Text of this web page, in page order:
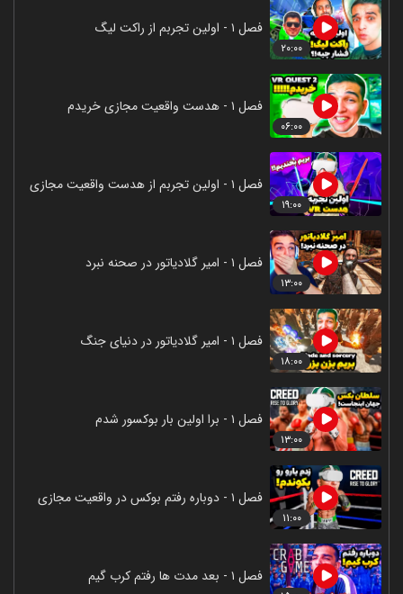
۲۰:۰۰
فصل ۱ - اولین تجربم از راکت لیگ
۰۶:۰۰
فصل ۱ - هدست واقعیت مجازی خریدم
۱۹:۰۰
فصل ۱ - اولین تجربم از هدست واقعیت مجازی
۱۳:۰۰
فصل ۱ - امیر گلادیاتور در صحنه نبرد
۱۸:۰۰
فصل ۱ - امیر گلادیاتور در دنیای جنگ
۱۳:۰۰
فصل ۱ - برا اولین بار بوکسور شدم
۱۱:۰۰
فصل ۱ - دوباره رفتم بوکس در واقعیت مجازی
فصل ۱ - بعد مدت ها رفتم کرب گیم